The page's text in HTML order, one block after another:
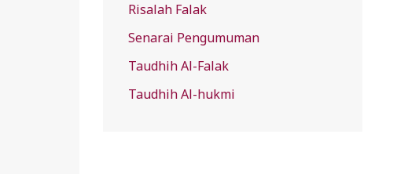
Risalah Falak
Senarai Pengumuman
Taudhih Al-Falak
Taudhih Al-hukmi